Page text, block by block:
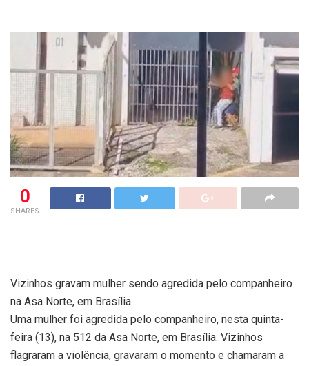
0
SHARES
Vizinhos gravam mulher sendo agredida pelo companheiro
na Asa Norte, em Brasília.
Uma mulher foi agredida pelo companheiro, nesta quinta-
feira (13), na 512 da Asa Norte, em Brasília. Vizinhos
flagraram a violência, gravaram o momento e chamaram a